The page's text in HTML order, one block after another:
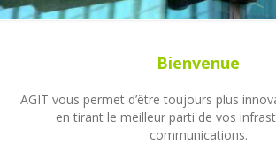
Bienvenue
AGIT vous permet d’être toujours plus
en tirant le meilleur parti de vos
communications.